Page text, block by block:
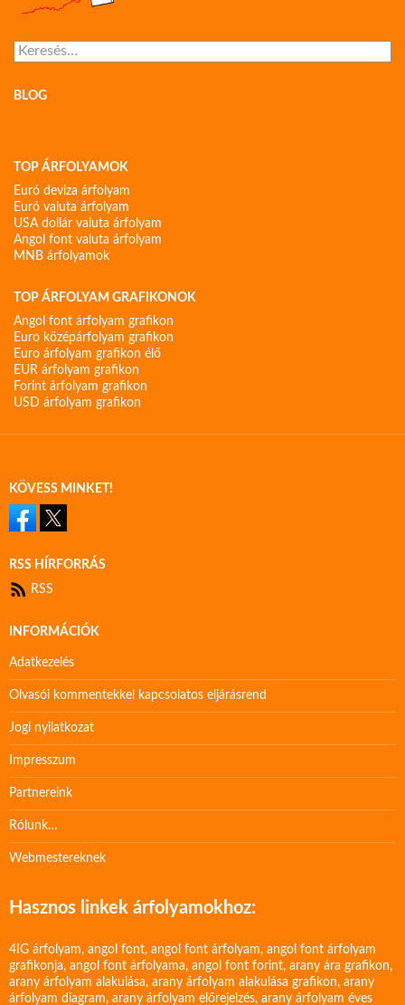
Keresés:
BLOG
TOP ÁRFOLYAMOK
Euró deviza árfolyam
Euró valuta árfolyam
USA dollár valuta árfolyam
Angol font valuta árfolyam
MNB árfolyamok
TOP ÁRFOLYAM GRAFIKONOK
Angol font árfolyam grafikon
Euro középárfolyam grafikon
Euro árfolyam grafikon élő
EUR árfolyam grafikon
Forint árfolyam grafikon
USD árfolyam grafikon
KÖVESS MINKET!
RSS HÍRFORRÁS
RSS
INFORMÁCIÓK
Adatkezelés
Olvasói kommentekkel kapcsolatos eljárásrend
Jogi nyilatkozat
Impresszum
Partnereink
Rólunk…
Webmestereknek
Hasznos linkek árfolyamokhoz:
4IG árfolyam, angol font, angol font árfolyam, angol font árfolyam
grafikonja, angol font árfolyama, angol font forint, arany ára grafikon,
arany árfolyam alakulása, arany árfolyam alakulása grafikon, arany
árfolyam diagram, arany árfolyam előrejelzés, arany árfolyam éves